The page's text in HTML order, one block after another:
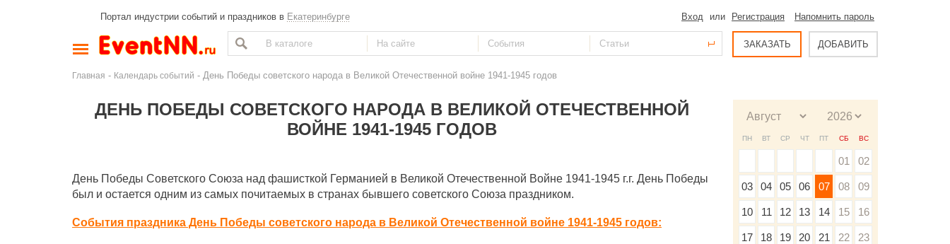
Портал индустрии событий и праздников в Екатеринбурге Вход или Регистрация Напомнить пароль
ЗАКАЗАТЬ ДОБАВИТЬ
Главная - Календарь событий - День Победы советского народа в Великой Отечественной войне 1941-1945 годов
ДЕНЬ ПОБЕДЫ СОВЕТСКОГО НАРОДА В ВЕЛИКОЙ ОТЕЧЕСТВЕННОЙ
ВОЙНЕ 1941-1945 ГОДОВ
День Победы Советского Союза над фашисткой Германией в Великой Отечественной Войне 1941-1945 г.г. День Победы
был и остается одним из самых почитаемых в странах бывшего советского Союза праздником.
События праздника День Победы советского народа в Великой Отечественной войне 1941-1945 годов:
ПН ВТ СР ЧТ ПТ СБ ВС
01 02
03 04 05 06 07 08 09
10 11 12 13 14 15 16
17 18 19 20 21 22 23